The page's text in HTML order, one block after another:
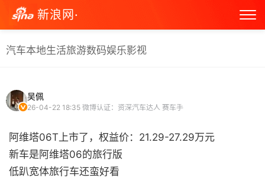
新浪网·
汽车本地生活旅游数码娱乐影视
吴佩
26-04-22 18:35 微博认证：资深汽车达人 赛车手
阿维塔06T上市了，权益价：21.29-27.29万元
新车是阿维塔06的旅行版
低趴宽体旅行车还蛮好看